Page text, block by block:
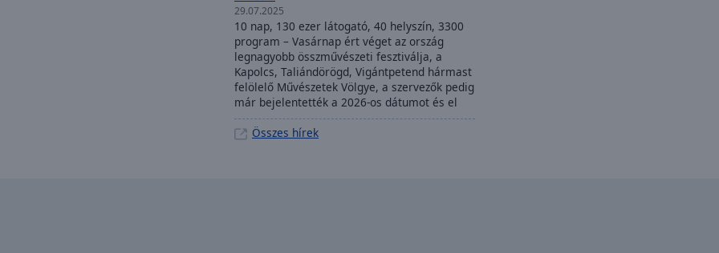
29.07.2025
10 nap, 130 ezer látogató, 40 helyszín, 3300
program – Vasárnap ért véget az ország
legnagyobb összművészeti fesztiválja, a
Kapolcs, Taliándörögd, Vigántpetend hármast
felölelő Művészetek Völgye, a szervezők pedig
már bejelentették a 2026-os dátumot és el
Összes hírek